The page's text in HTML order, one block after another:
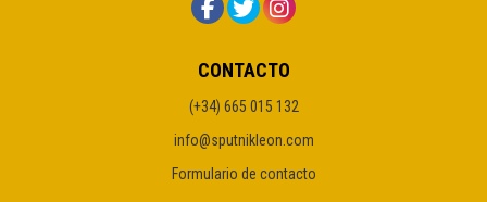
CONTACTO
(+34) 665 015 132
info@sputnikleon.com
Formulario de contacto